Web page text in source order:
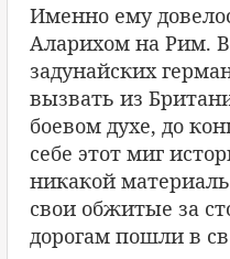
Именно ему
Аларихом на Рим.
задунайских
вызвать из
боевом духе, до
себе этот миг
никакой
свои обжитые за
дорогам пошли в